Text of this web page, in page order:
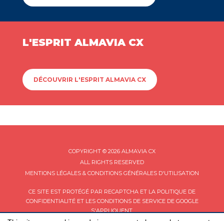
L'ESPRIT ALMAVIA CX
DÉCOUVRIR L'ESPRIT ALMAVIA CX
COPYRIGHT © 2026 ALMAVIA CX
ALL RIGHTS RESERVED
MENTIONS LÉGALES & CONDITIONS GÉNÉRALES D'UTILISATION
CE SITE EST PROTÉGÉ PAR RECAPTCHA ET LA POLITIQUE DE
CONFIDENTIALITÉET LES CONDITIONS DE SERVICEDE GOOGLE
S'APPLIQUENT.